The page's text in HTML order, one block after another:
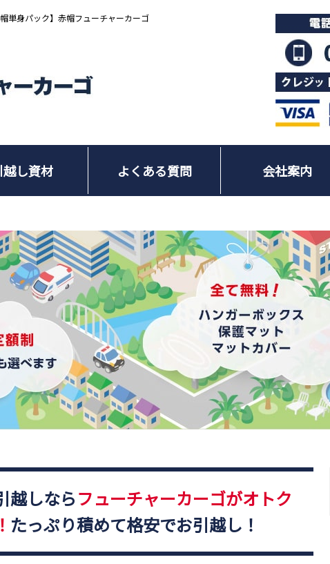
単身パック】赤帽フューチャーカーゴ
し資材 よくある質問 会社案内
越しならフューチャーカーゴがオトク
たっぷり積めて格安でお引越し！